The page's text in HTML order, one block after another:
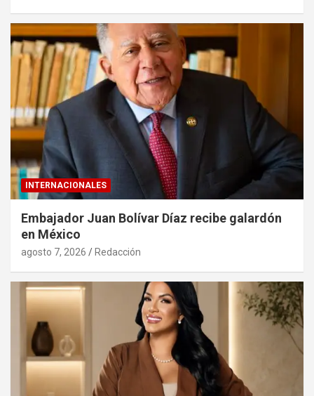
INTERNACIONALES
Embajador Juan Bolívar Díaz recibe galardón
en México
agosto 7, 2026 Redacción